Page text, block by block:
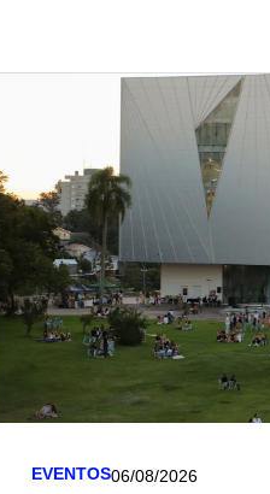
EVENTOS06/08/2026